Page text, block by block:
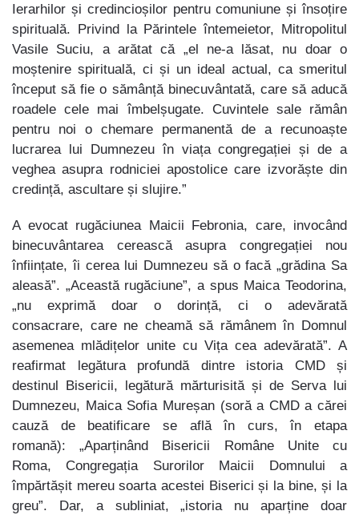
Ierarhilor și credincioșilor pentru comuniune și însoțire
spirituală. Privind la Părintele întemeietor, Mitropolitul
Vasile Suciu, a arătat că „el ne-a lăsat, nu doar o
moștenire spirituală, ci și un ideal actual, ca smeritul
început să fie o sămânță binecuvântată, care să aducă
roadele cele mai îmbelșugate. Cuvintele sale rămân
pentru noi o chemare permanentă de a recunoaște
lucrarea lui Dumnezeu în viața congregației și de a
veghea asupra rodniciei apostolice care izvorăște din
credință, ascultare și slujire.”
A evocat rugăciunea Maicii Febronia, care, invocând
binecuvântarea cerească asupra congregației nou
înființate, îi cerea lui Dumnezeu să o facă „grădina Sa
aleasă”. „Această rugăciune”, a spus Maica Teodorina,
„nu exprimă doar o dorință, ci o adevărată
consacrare, care ne cheamă să rămânem în Domnul
asemenea mlădițelor unite cu Vița cea adevărată”. A
reafirmat legătura profundă dintre istoria CMD și
destinul Bisericii, legătură mărturisită și de Serva lui
Dumnezeu, Maica Sofia Mureșan (soră a CMD a cărei
cauză de beatificare se află în curs, în etapa
romană): „Aparținând Bisericii Române Unite cu
Roma, Congregația Surorilor Maicii Domnului a
împărtășit mereu soarta acestei Biserici și la bine, și la
greu”. Dar, a subliniat, „istoria nu aparține doar